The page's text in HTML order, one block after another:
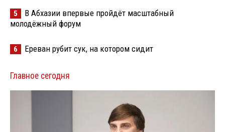
5
В Абхазии впервые пройдёт масштабный
молодёжный форум
6 Ереван рубит сук, на котором сидит
Главное сегодня